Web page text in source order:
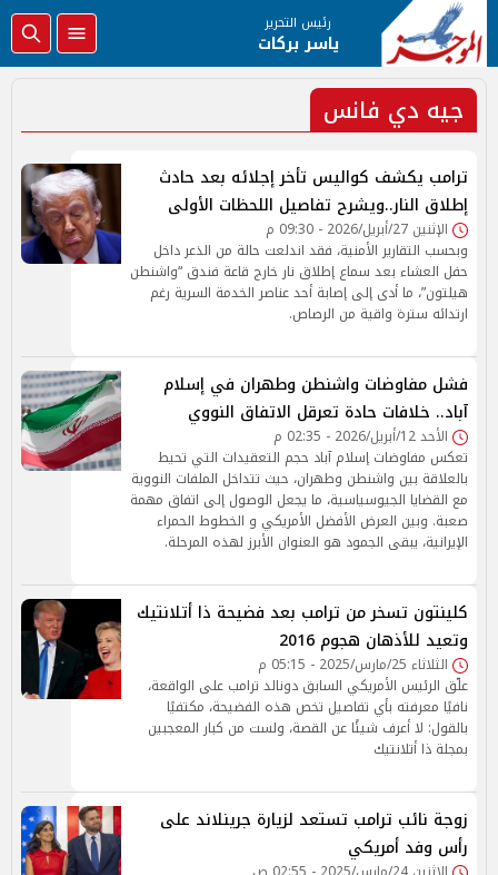
رئيس التحرير
ياسر بركات
جيه دي فانس
ترامب يكشف كواليس تأخر إجلائه بعد حادث
إطلاق النار..ويشرح تفاصيل اللحظات الأولى
الإثنين 27/أبريل/2026 - 09:30 م
وبحسب التقارير الأمنية، فقد اندلعت حالة من الذعر داخل
حفل العشاء بعد سماع إطلاق نار خارج قاعة فندق “واشنطن
هيلتون”، ما أدى إلى إصابة أحد عناصر الخدمة السرية رغم
ارتدائه سترة واقية من الرصاص.
فشل مفاوضات واشنطن وطهران في إسلام
آباد.. خلافات حادة تعرقل الاتفاق النووي
الأحد 12/أبريل/2026 - 02:35 م
تعكس مفاوضات إسلام آباد حجم التعقيدات التي تحيط
بالعلاقة بين واشنطن وطهران، حيث تتداخل الملفات النووية
مع القضايا الجيوسياسية، ما يجعل الوصول إلى اتفاق مهمة
صعبة. وبين العرض الأفضل الأمريكي و الخطوط الحمراء
الإيرانية، يبقى الجمود هو العنوان الأبرز لهذه المرحلة.
كلينتون تسخر من ترامب بعد فضيحة ذا أتلانتيك
وتعيد للأذهان هجوم 2016
الثلاثاء 25/مارس/2025 - 05:15 م
علّق الرئيس الأمريكي السابق دونالد ترامب على الواقعة،
نافيًا معرفته بأي تفاصيل تخص هذه الفضيحة، مكتفيًا
بالقول: لا أعرف شيئًا عن القصة، ولست من كبار المعجبين
بمجلة ذا أتلانتيك
زوجة نائب ترامب تستعد لزيارة جرينلاند على
رأس وفد أمريكي